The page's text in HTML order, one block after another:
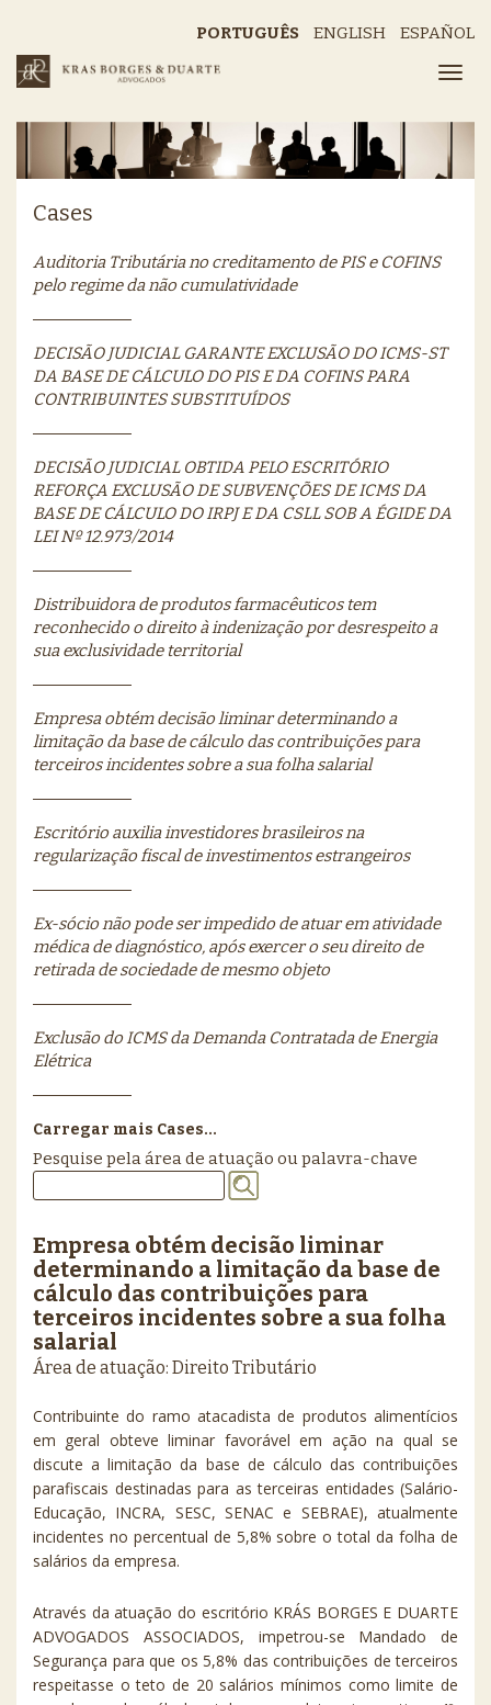
PORTUGUÊS ENGLISH ESPAÑOL
Cases
Auditoria Tributária no creditamento de PIS e COFINS
pelo regime da não cumulatividade
DECISÃO JUDICIAL GARANTE EXCLUSÃO DO ICMS-ST
DA BASE DE CÁLCULO DO PIS E DA COFINS PARA
CONTRIBUINTES SUBSTITUÍDOS
DECISÃO JUDICIAL OBTIDA PELO ESCRITÓRIO
REFORÇA EXCLUSÃO DE SUBVENÇÕES DE ICMS DA
BASE DE CÁLCULO DO IRPJ E DA CSLL SOB A ÉGIDE DA
LEI Nº 12.973/2014
Distribuidora de produtos farmacêuticos tem
reconhecido o direito à indenização por desrespeito a
sua exclusividade territorial
Empresa obtém decisão liminar determinando a
limitação da base de cálculo das contribuições para
terceiros incidentes sobre a sua folha salarial
Escritório auxilia investidores brasileiros na
regularização fiscal de investimentos estrangeiros
Ex-sócio não pode ser impedido de atuar em atividade
médica de diagnóstico, após exercer o seu direito de
retirada de sociedade de mesmo objeto
Exclusão do ICMS da Demanda Contratada de Energia
Elétrica
Carregar mais Cases...
Pesquise pela área de atuação ou palavra-chave
Empresa obtém decisão liminar
determinando a limitação da base de
cálculo das contribuições para
terceiros incidentes sobre a sua folha
salarial
Área de atuação: Direito Tributário
Contribuinte do ramo atacadista de produtos alimentícios
em geral obteve liminar favorável em ação na qual se
discute a limitação da base de cálculo das contribuições
parafiscais destinadas para as terceiras entidades (Salário-
Educação, INCRA, SESC, SENAC e SEBRAE), atualmente
incidentes no percentual de 5,8% sobre o total da folha de
salários da empresa.
Através da atuação do escritório KRÁS BORGES E DUARTE
ADVOGADOS ASSOCIADOS, impetrou-se Mandado de
Segurança para que os 5,8% das contribuições de terceiros
respeitasse o teto de 20 salários mínimos como limite de